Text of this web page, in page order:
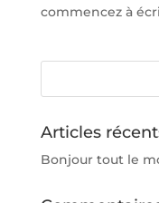
commencez à
Articles
Bonjour tout le